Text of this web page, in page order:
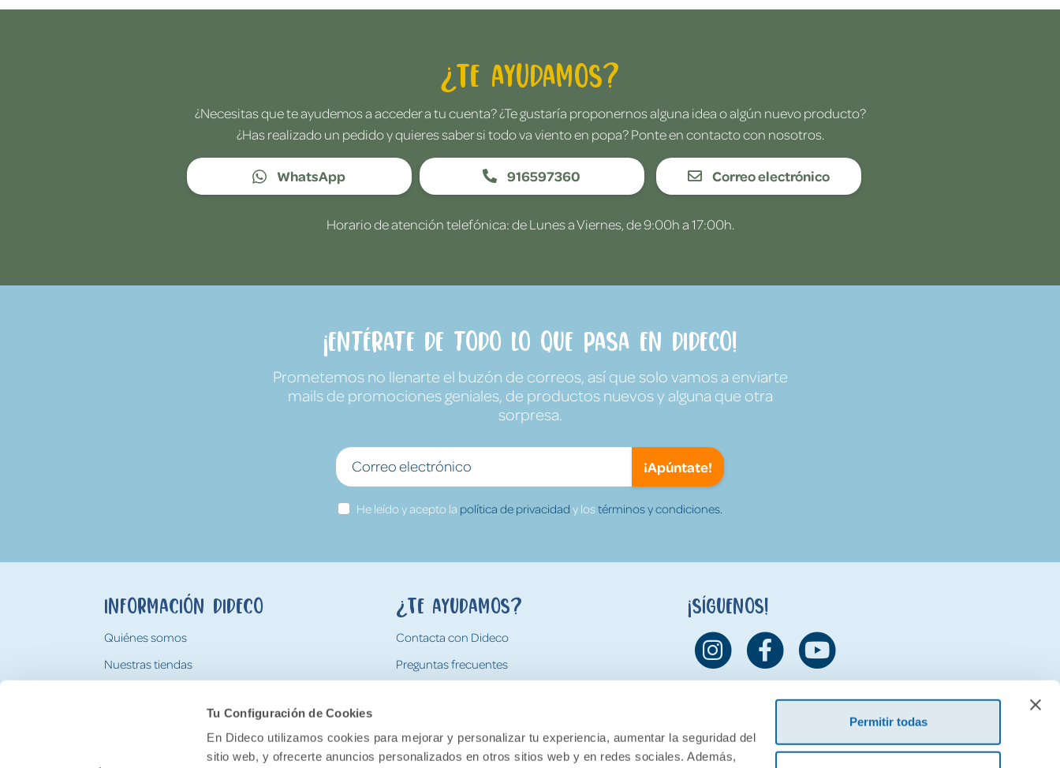
Tu Configuración de Cookies
En Dideco utilizamos cookies para mejorar y personalizar tu experiencia, aumentar la seguridad del
sitio web, y ofrecerte anuncios personalizados en otros sitios web y en redes sociales. Además,
Permitir todas
¿Te ayudamos?
¿Necesitas que te ayudemos a acceder a tu cuenta? ¿Te gustaría proponernos alguna idea o algún nuevo producto?
¿Has realizado un pedido y quieres saber si todo va viento en popa? Ponte en contacto con nosotros.
WhatsApp 916597360 Correo electrónico
Horario de atención telefónica: de Lunes a Viernes, de 9:00h a 17:00h.
¡Entérate de todo lo que pasa en Dideco!
Prometemos no llenarte el buzón de correos, así que solo vamos a enviarte
mails de promociones geniales, de productos nuevos y alguna que otra
sorpresa.
¡Apúntate!
He leído y acepto la política de privacidad y lostérminos y condiciones.
Información Dideco
Quiénes somos
Nuestras tiendas
Tarjeta Regalo Dideco
¿Te ayudamos?
Contacta con Dideco
Preguntas frecuentes
Devoluciones
¡Síguenos!